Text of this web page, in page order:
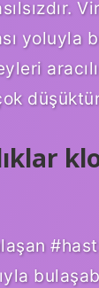
yoluyla